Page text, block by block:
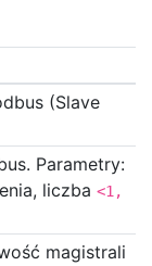
(Slave
Parametry:
liczba <1,
magistrali